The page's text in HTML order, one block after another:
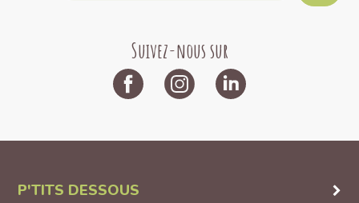
Suivez-nous sur
P'TITS DESSOUS